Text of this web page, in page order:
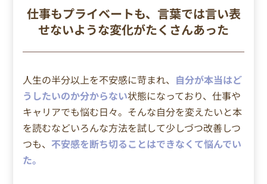
仕事もプライベートも、言葉では言い表
せないような変化がたくさんあった
人生の半分以上を不安感に苛まれ、 自分が本当はど
うしたいのか分からない状態になっており、仕事や
キャリアでも悩む日々。 そんな自分を変えたいと本
を読むなどいろんな方法を試して少しづつ改善しつ
つも、 不安感を断ち切ることはできなくて悩んでい
た。